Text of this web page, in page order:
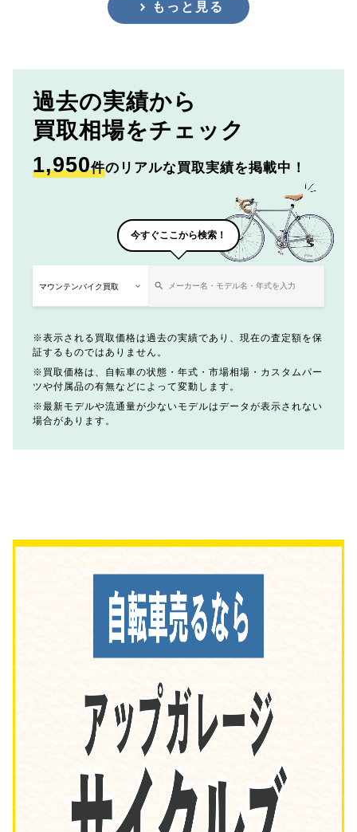
もっと見る
過去の実績から
買取相場をチェック
1,950件のリアルな買取実績を掲載中！
今すぐここから検索！
表示される買取価格は過去の実績であり、現在の査定額を保
証するものではありません。
買取価格は、自転車の状態・年式・市場相場・カスタムパー
ツや付属品の有無などによって変動します。
最新モデルや流通量が少ないモデルはデータが表示されない
場合があります。